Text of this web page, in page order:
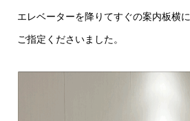
エレベーターを降りてすぐの案内板横に
ご指定くださいました。